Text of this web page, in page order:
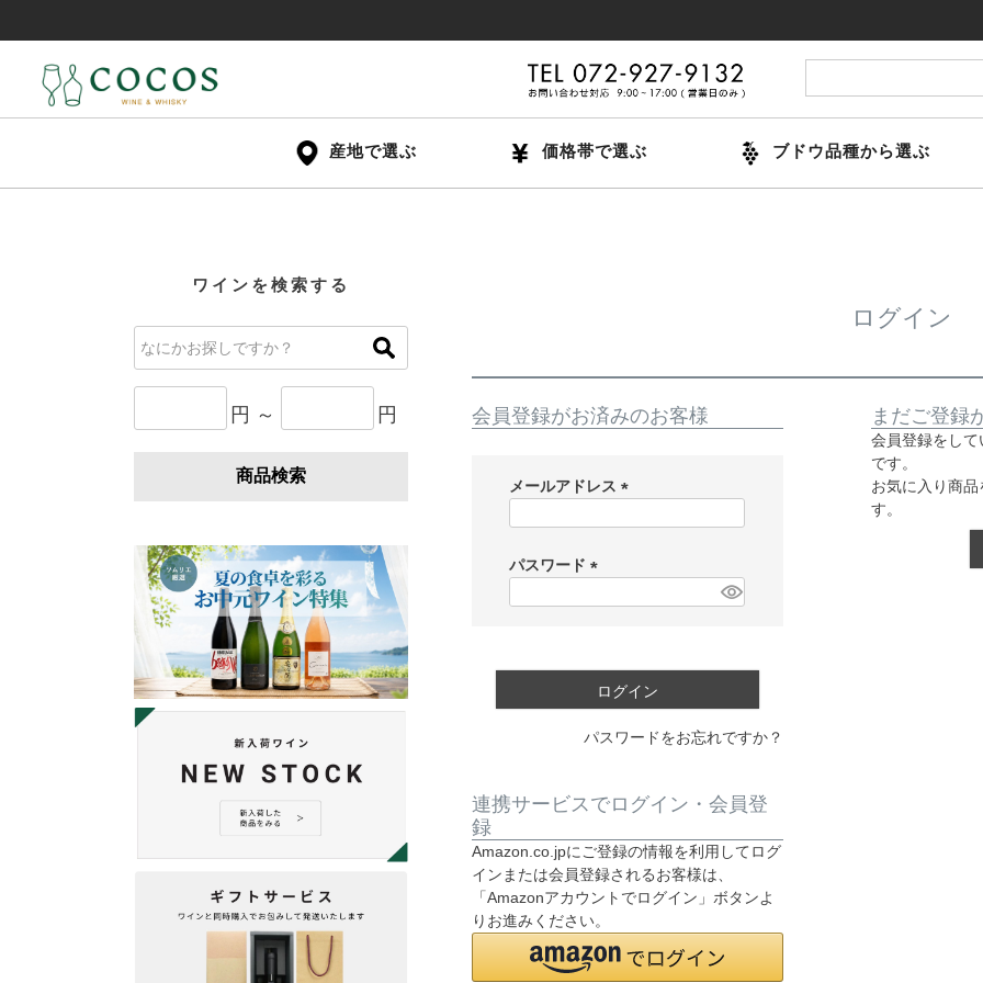
産地で選ぶ 価格帯で選ぶ ブドウ品種から選ぶ
ワインを検索する
円 ～ 円
商品検索
ログイン
会員登録がお済みのお客様
メールアドレス
)
パスワード
ログイン
パスワードをお忘れですか？
連携サービスでログイン・会員登
録
Amazon.co.jpにご登録の情報を利用してログ
インまたは会員登録されるお客様は、
「Amazonアカウントでログイン」ボタンよ
りお進みください。
まだご登録
会員登録をし
です。
お気に入り商
す。